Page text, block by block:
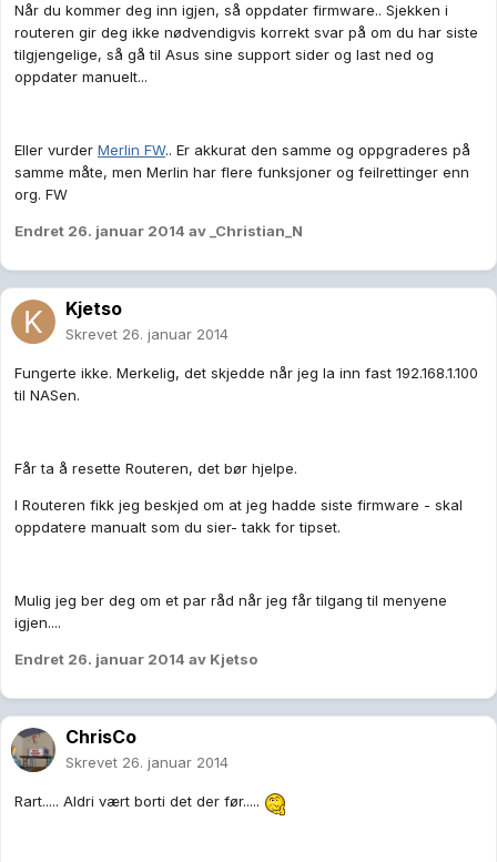
Når du kommer deg inn igjen, så oppdater firmware.. Sjekken i
routeren gir deg ikke nødvendigvis korrekt svar på om du har siste
tilgjengelige, så gå til Asus sine support sider og last ned og
oppdater manuelt...
Eller vurder Merlin FW.. Er akkurat den samme og oppgraderes på
samme måte, men Merlin har flere funksjoner og feilrettinger enn
org. FW
Endret 26. januar 2014 av _Christian_N
Kjetso
Skrevet 26. januar 2014
Fungerte ikke. Merkelig, det skjedde når jeg la inn fast 192.168.1.100
til NASen.
Får ta å resette Routeren, det bør hjelpe.
I Routeren fikk jeg beskjed om at jeg hadde siste firmware - skal
oppdatere manualt som du sier- takk for tipset.
Mulig jeg ber deg om et par råd når jeg får tilgang til menyene
igjen....
Endret 26. januar 2014 av Kjetso
ChrisCo
Skrevet 26. januar 2014
Rart..... Aldri vært borti det der før.....